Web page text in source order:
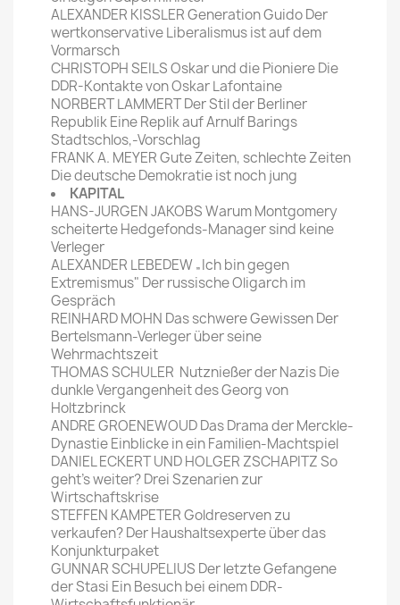
ALEXANDER KISSLER Generation Guido Der
wertkonservative Liberalismus ist auf dem
Vormarsch
CHRISTOPH SEILS Oskar und die Pioniere Die
DDR-Kontakte von Oskar Lafontaine
NORBERT LAMMERT Der Stil der Berliner
Republik Eine Replik auf Arnulf Barings
Stadtschlos,-Vorschlag
FRANK A. MEYER Gute Zeiten, schlechte Zeiten
Die deutsche Demokratie ist noch jung
KAPITAL
HANS-JURGEN JAKOBS Warum Montgomery
scheiterte Hedgefonds-Manager sind keine
Verleger
ALEXANDER LEBEDEW „Ich bin gegen
Extremismus" Der russische Oligarch im
Gespräch
REINHARD MOHN Das schwere Gewissen Der
Bertelsmann-Verleger über seine
Wehrmachtszeit
THOMAS SCHULER Nutznießer der Nazis Die
dunkle Vergangenheit des Georg von
Holtzbrinck
ANDRE GROENEWOUD Das Drama der Merckle-
Dynastie Einblicke in ein Familien-Machtspiel
DANIEL ECKERT UND HOLGER ZSCHAPITZ So
geht's weiter? Drei Szenarien zur
Wirtschaftskrise
STEFFEN KAMPETER Goldreserven zu
verkaufen? Der Haushaltsexperte über das
Konjunkturpaket
GUNNAR SCHUPELIUS Der letzte Gefangene
der Stasi Ein Besuch bei einem DDR-